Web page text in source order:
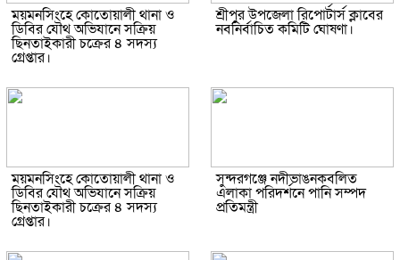
ময়মনসিংহে কোতোয়ালী থানা ও
ডিবির যৌথ অভিযানে সক্রিয়
ছিনতাইকারী চক্রের ৪ সদস্য
গ্রেপ্তার।
শ্রীপুর উপজেলা রিপোর্টার্স ক্লাবের
নবনির্বাচিত কমিটি ঘোষণা।
ময়মনসিংহে কোতোয়ালী থানা ও
ডিবির যৌথ অভিযানে সক্রিয়
ছিনতাইকারী চক্রের ৪ সদস্য
গ্রেপ্তার।
সুন্দরগঞ্জে নদীভাঙনকবলিত
এলাকা পরিদর্শনে পানি সম্পদ
প্রতিমন্ত্রী